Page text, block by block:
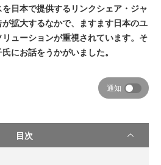
日本で提供するリンクシェア・ジャ
拡大するなかで、ますます日本のユ
ューションが重視されています。そ
にお話をうかがいました。
通知
目次